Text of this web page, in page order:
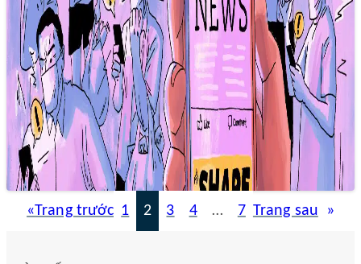
Phòng chống tin giả – Nhà báo cần kỹ
năng gì?
22/12/2024 23:09
Báo chí chính thống, với nghiệp vụ chuyên sâu và tinh thần
trách nhiệm, hoàn toàn có thể “chặn đường” tin giả
«Trang trước 1 2 3 4 … 7 Trang sau »